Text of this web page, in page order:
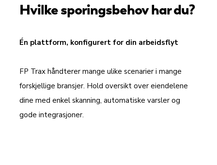
Hvilke sporingsbehov har du?
Én plattform, konfigurert for din arbeidsflyt
FP Trax håndterer mange ulike scenarier i mange
forskjellige bransjer. Hold oversikt over eiendelene
dine med enkel skanning, automatiske varsler og
gode integrasjoner.